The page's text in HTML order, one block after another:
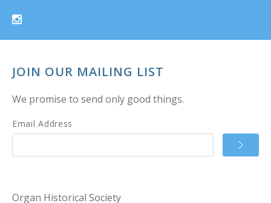
JOIN OUR MAILING LIST
We promise to send only good things.
Email Address
Organ Historical Society